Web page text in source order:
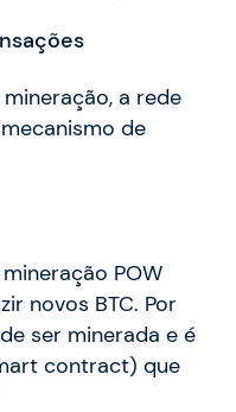
a rede
de
POW
novos BTC. Por
ser minerada e é
contract) que